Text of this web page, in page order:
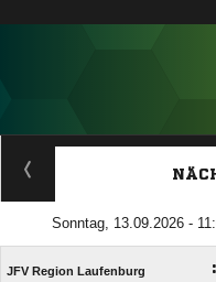
Sonntag, 13.09.2026 -
JFV Region Laufenburg :